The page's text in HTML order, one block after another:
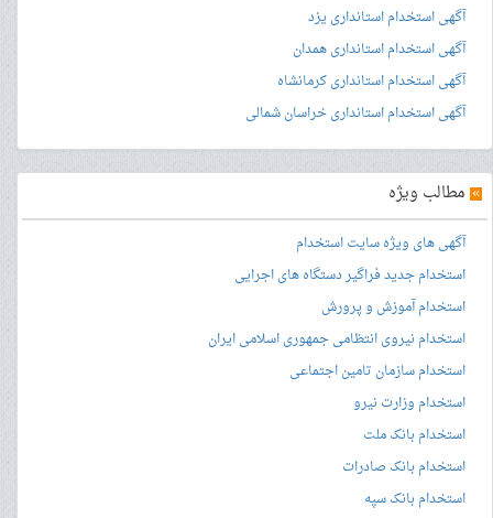
آگهی استخدام استانداری یزد
آگهی استخدام استانداری همدان
آگهی استخدام استانداری کرمانشاه
آگهی استخدام استانداری خراسان شمالی
» مطالب ویژه
آگهی های ویژه سایت استخدام
استخدام جدید فراگیر دستگاه های اجرایی
استخدام آموزش و پرورش
استخدام نیروی انتظامی جمهوری اسلامی ایران
استخدام سازمان تامین اجتماعی
استخدام وزارت نیرو
استخدام بانک ملت
استخدام بانک صادرات
استخدام بانک سپه